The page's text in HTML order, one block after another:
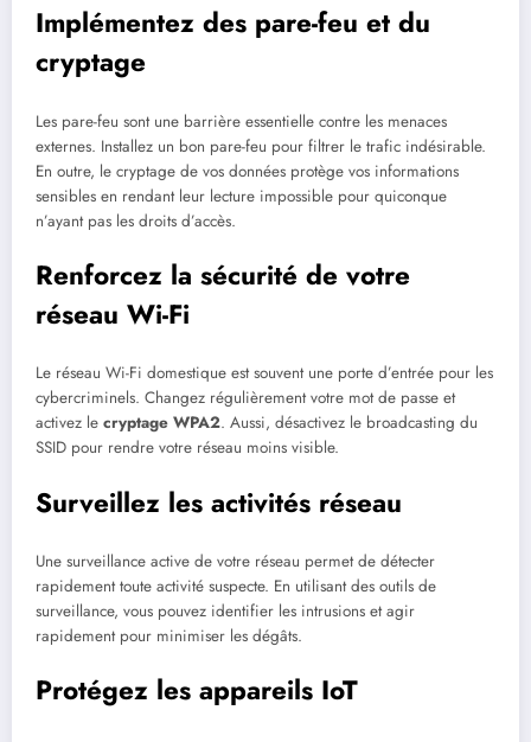
Implémentez des pare-feu et du
cryptage
Les pare-feu sont une barrière essentielle contre les menaces
externes. Installez un bon pare-feu pour filtrer le trafic indésirable.
En outre, le cryptage de vos données protège vos informations
sensibles en rendant leur lecture impossible pour quiconque
n’ayant pas les droits d’accès.
Renforcez la sécurité de votre
réseau Wi-Fi
Le réseau Wi-Fi domestique est souvent une porte d’entrée pour les
cybercriminels. Changez régulièrement votre mot de passe et
activez le cryptage WPA2. Aussi, désactivez le broadcasting du
SSID pour rendre votre réseau moins visible.
Surveillez les activités réseau
Une surveillance active de votre réseau permet de détecter
rapidement toute activité suspecte. En utilisant des outils de
surveillance, vous pouvez identifier les intrusions et agir
rapidement pour minimiser les dégâts.
Protégez les appareils IoT